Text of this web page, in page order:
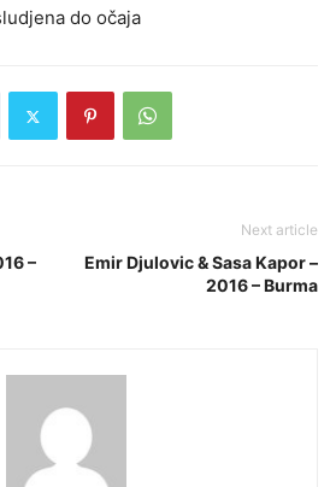
do očaja
–
Next article
Emir Djulovic & Sasa Kapor –
2016 – Burma